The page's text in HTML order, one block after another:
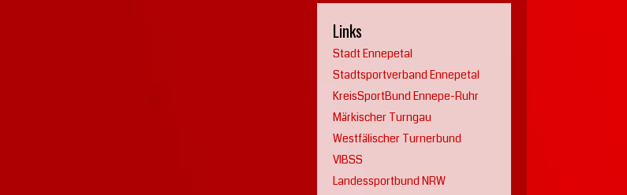
Links
Stadt Ennepetal
Stadtsportverband Ennepetal
KreisSportBund Ennepe-Ruhr
Märkischer Turngau
Westfälischer Turnerbund
VIBSS
Landessportbund NRW